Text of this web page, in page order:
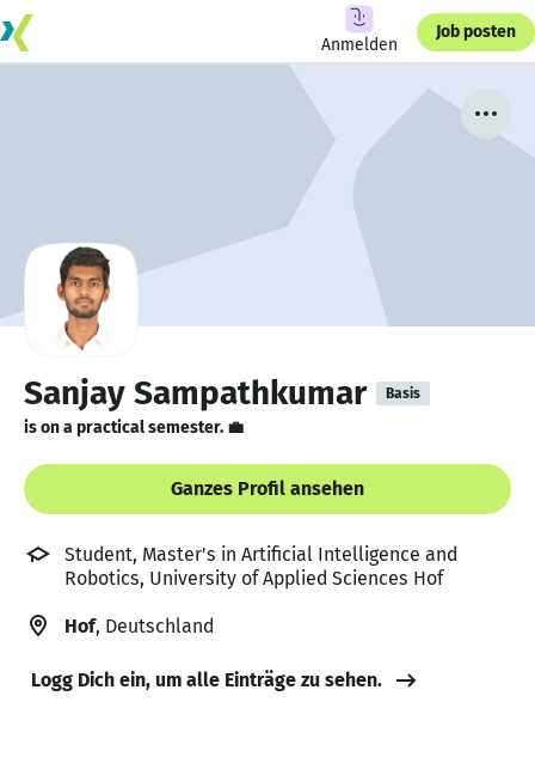
Anmelden
Job posten
Sanjay Sampathkumar Basis
is on a practical semester. 💼
Ganzes Profil ansehen
Student, Master's in Artificial Intelligence and
Robotics, University of Applied Sciences Hof
Hof, Deutschland
Logg Dich ein, um alle Einträge zu sehen.